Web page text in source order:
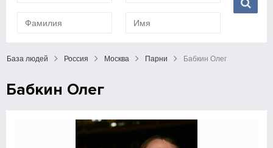
База людей Россия Москва Парни Бабкин Олег
Бабкин Олег